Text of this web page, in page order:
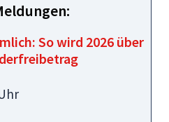
So wird 2026 über